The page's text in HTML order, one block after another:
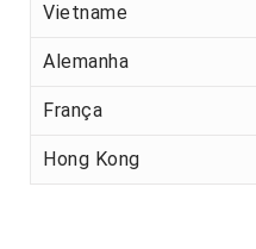
Vietname
Alemanha
França
Hong Kong